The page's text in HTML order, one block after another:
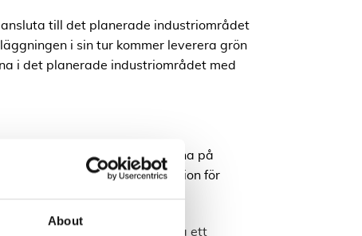
About
till det planerade industriområdet
i sin tur kommer leverera grön
i det planerade industriområdet med
medan konsulterna på
har även ansökt om koncession för
en förhoppningsvis starten på ett